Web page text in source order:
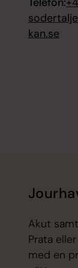
kan.se
Akut
Prata
med en